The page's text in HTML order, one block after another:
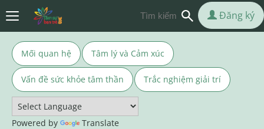
Mối quan hệ Tâm lý và Cảm xúc
Vấn đề sức khỏe tâm thần Trắc nghiệm giải trí
Powered by Translate
Đăng ký